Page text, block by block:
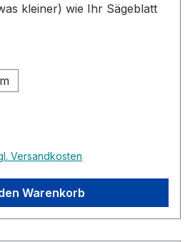
kleiner) wie Ihr Sägeblatt
Versandkosten
Warenkorb